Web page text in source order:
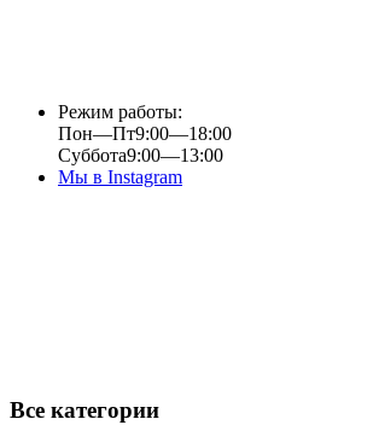
Режим работы:
Пон—Пт9:00—18:00
Суббота9:00—13:00
Мы в Instagram
Все категории